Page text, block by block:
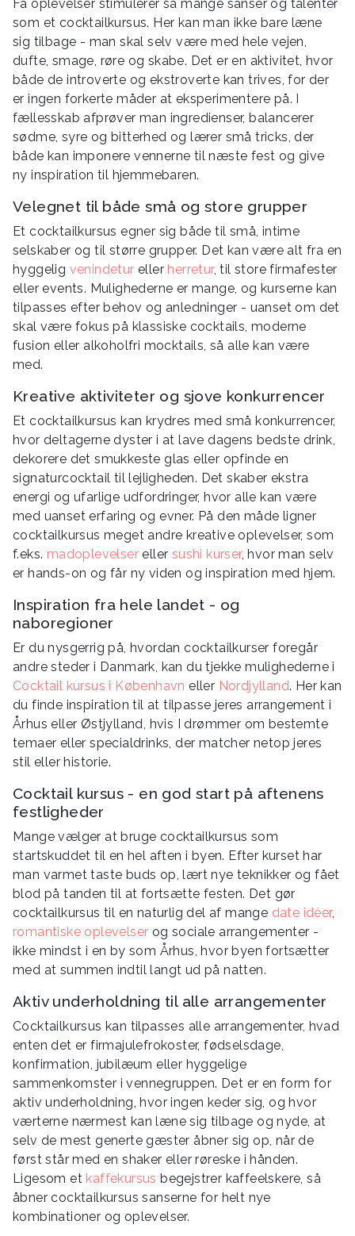
Få oplevelser stimulerer så mange sanser og talenter
som et cocktailkursus. Her kan man ikke bare læne
sig tilbage - man skal selv være med hele vejen,
dufte, smage, røre og skabe. Det er en aktivitet, hvor
både de introverte og ekstroverte kan trives, for der
er ingen forkerte måder at eksperimentere på. I
fællesskab afprøver man ingredienser, balancerer
sødme, syre og bitterhed og lærer små tricks, der
både kan imponere vennerne til næste fest og give
ny inspiration til hjemmebaren.
Velegnet til både små og store grupper
Et cocktailkursus egner sig både til små, intime
selskaber og til større grupper. Det kan være alt fra en
hyggelig venindetur eller herretur, til store firmafester
eller events. Mulighederne er mange, og kurserne kan
tilpasses efter behov og anledninger - uanset om det
skal være fokus på klassiske cocktails, moderne
fusion eller alkoholfri mocktails, så alle kan være
med.
Kreative aktiviteter og sjove konkurrencer
Et cocktailkursus kan krydres med små konkurrencer,
hvor deltagerne dyster i at lave dagens bedste drink,
dekorere det smukkeste glas eller opfinde en
signaturcocktail til lejligheden. Det skaber ekstra
energi og ufarlige udfordringer, hvor alle kan være
med uanset erfaring og evner. På den måde ligner
cocktailkursus meget andre kreative oplevelser, som
f.eks. madoplevelser eller sushi kurser, hvor man selv
er hands-on og får ny viden og inspiration med hjem.
Inspiration fra hele landet - og
naboregioner
Er du nysgerrig på, hvordan cocktailkurser foregår
andre steder i Danmark, kan du tjekke mulighederne i
Cocktail kursus i København eller Nordjylland. Her kan
du finde inspiration til at tilpasse jeres arrangement i
Århus eller Østjylland, hvis I drømmer om bestemte
temaer eller specialdrinks, der matcher netop jeres
stil eller historie.
Cocktail kursus - en god start på aftenens
festligheder
Mange vælger at bruge cocktailkursus som
startskuddet til en hel aften i byen. Efter kurset har
man varmet taste buds op, lært nye teknikker og fået
blod på tanden til at fortsætte festen. Det gør
cocktailkursus til en naturlig del af mange date idéer,
romantiske oplevelser og sociale arrangementer -
ikke mindst i en by som Århus, hvor byen fortsætter
med at summen indtil langt ud på natten.
Aktiv underholdning til alle arrangementer
Cocktailkursus kan tilpasses alle arrangementer, hvad
enten det er firmajulefrokoster, fødselsdage,
konfirmation, jubilæum eller hyggelige
sammenkomster i vennegruppen. Det er en form for
aktiv underholdning, hvor ingen keder sig, og hvor
værterne nærmest kan læne sig tilbage og nyde, at
selv de mest generte gæster åbner sig op, når de
først står med en shaker eller røreske i hånden.
Ligesom et kaffekursus begejstrer kaffeelskere, så
åbner cocktailkursus sanserne for helt nye
kombinationer og oplevelser.